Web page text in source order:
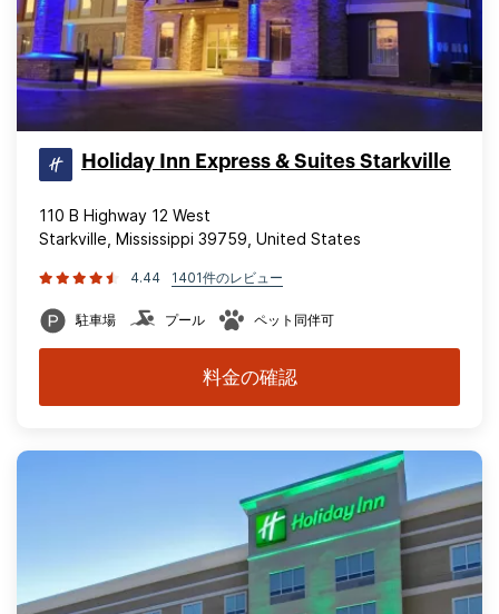
Holiday Inn Express & Suites Starkville
110 B Highway 12 West
Starkville, Mississippi 39759, United States
4.44 1401件のレビュー
駐車場 プール ペット同伴可
料金の確認